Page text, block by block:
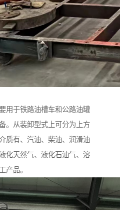
用于铁路油槽车和公路油罐
。从装卸型式上可分为上方
质有、汽油、柴油、润滑油
化天然气、液化石油气、溶
产品。